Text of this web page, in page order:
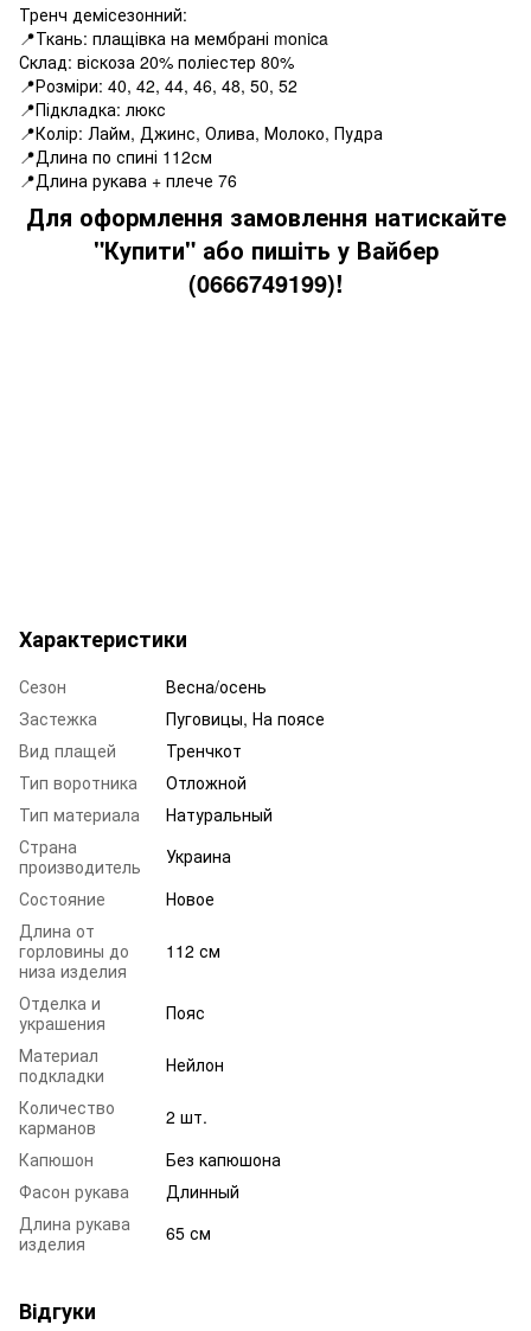
Тренч демісезонний:
📍Ткань: плащівка на мембрані monica
Склад: віскоза 20% поліестер 80%
📍Розміри: 40, 42, 44, 46, 48, 50, 52
📍Підкладка: люкс
📍Колір: Лайм, Джинс, Олива, Молоко, Пудра
📍Длина по спині 112см
📍Длина рукава + плече 76
Для оформлення замовлення натискайте
"Купити" або пишіть у Вайбер
(0666749199)!
Характеристики
Сезон
Весна/осень
Застежка
Пуговицы, На поясе
Вид плащей
Тренчкот
Тип воротника
Отложной
Тип материала
Натуральный
Страна
производитель
Украина
Состояние
Новое
Длина от
горловины до
низа изделия
112 см
Отделка и
украшения
Пояс
Материал
подкладки
Нейлон
Количество
карманов
2 шт.
Капюшон
Без капюшона
Фасон рукава
Длинный
Длина рукава
изделия
65 см
Відгуки